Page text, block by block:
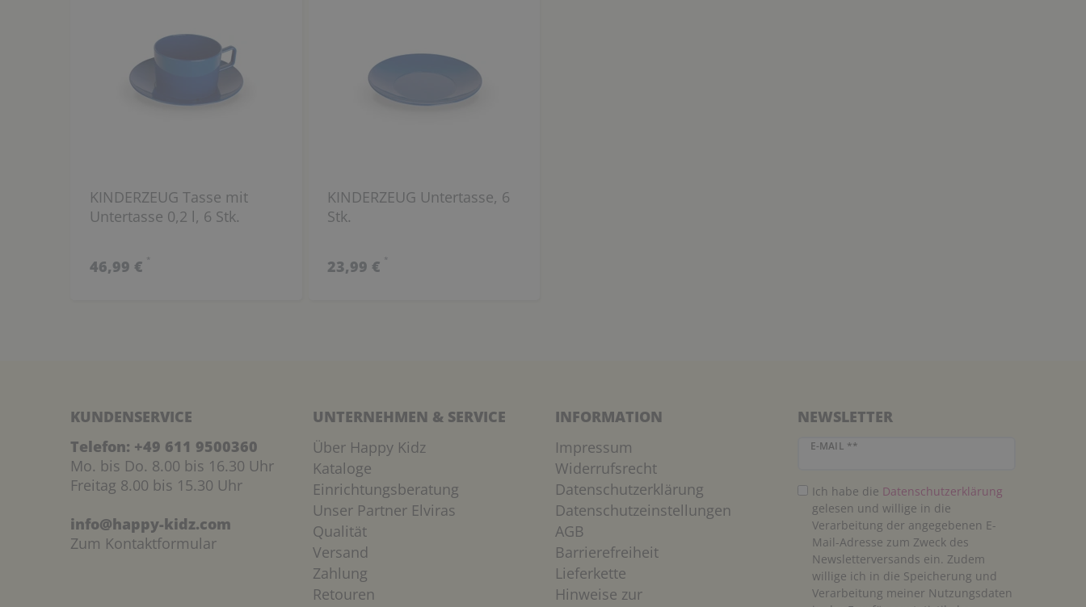
KINDERZEUG Tasse mit
Untertasse 0,2 l, 6 Stk.
46,99 € *
KINDERZEUG Untertasse, 6
Stk.
23,99 € *
KUNDENSERVICE
Telefon: +49 611 9500360
Mo. bis Do. 8.00 bis 16.30 Uhr
Freitag 8.00 bis 15.30 Uhr
info@happy-kidz.com
Zum Kontaktformular
UNTERNEHMEN & SERVICE
Über Happy Kidz
Kataloge
Einrichtungsberatung
Unser Partner Elviras
Qualität
Versand
Zahlung
Retouren
INFORMATION
Impressum
Widerrufsrecht
Datenschutzerklärung
Datenschutzeinstellungen
AGB
Barrierefreiheit
Lieferkette
Hinweise zur
NEWSLETTER
E-MAIL **
Newsletter Honig
Ich habe die Daten­schutz­erklärung
gelesen und willige in die
Verarbeitung der angegebenen E-
Mail-Adresse zum Zweck des
Newsletterversands ein. Zudem
willige ich in die Speicherung und
Verarbeitung meiner Nutzungsdaten